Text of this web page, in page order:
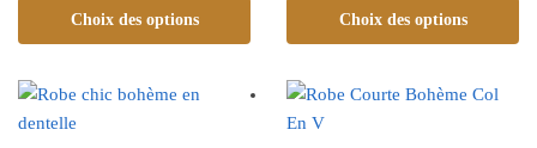
Choix des options Choix des options